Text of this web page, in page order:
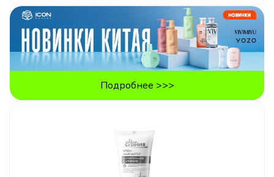
Подробнее >>>